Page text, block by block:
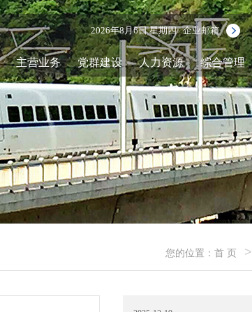
2026年8月6日 星期四企业邮箱
主营业务 党群建设 人力资源 综合管理
您的位置： 首 页 >